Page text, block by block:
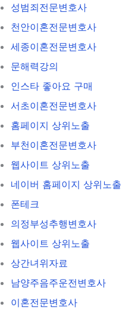
성범죄전문변호사
천안이혼전문변호사
세종이혼전문변호사
문해력강의
인스타 좋아요 구매
서초이혼전문변호사
홈페이지 상위노출
부천이혼전문변호사
웹사이트 상위노출
네이버 홈페이지 상위노출
폰테크
의정부성추행변호사
웹사이트 상위노출
상간녀위자료
남양주음주운전변호사
이혼전문변호사